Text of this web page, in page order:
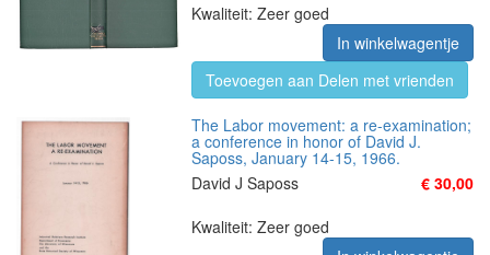
Kwaliteit: Zeer goed
In winkelwagentje
Toevoegen aan Delen met vrienden
The Labor movement: a re-examination;
a conference in honor of David J.
Saposs, January 14-15, 1966.
David J Saposs
€ 30,00
Kwaliteit: Zeer goed